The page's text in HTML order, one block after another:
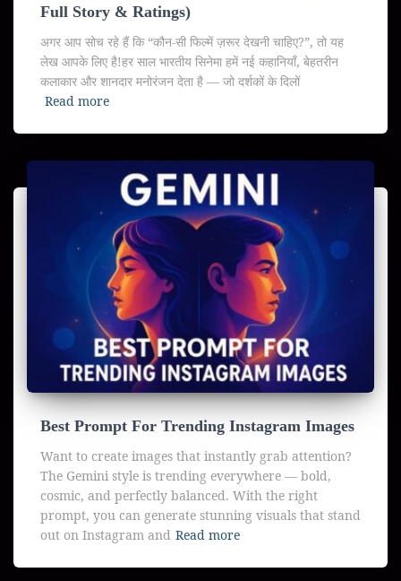
Full Story & Ratings)
अगर आप सोच रहे हैं कि “कौन-सी फिल्में ज़रूर देखनी चाहिए?”, तो यह
लेख आपके लिए है!हर साल भारतीय सिनेमा हमें नई कहानियाँ, बेहतरीन
कलाकार और शानदार मनोरंजन देता है — जो दर्शकों के दिलों
Read more
Best Prompt For Trending Instagram Images
Want to create images that instantly grab attention?
The Gemini style is trending everywhere — bold,
cosmic, and perfectly balanced. With the right
prompt, you can generate stunning visuals that stand
out on Instagram and Read more